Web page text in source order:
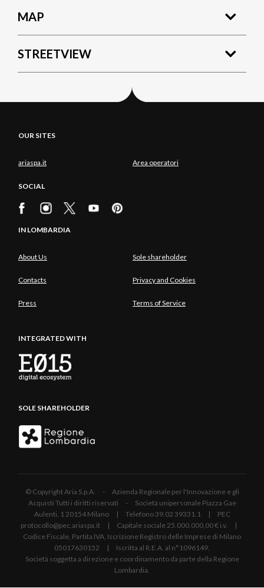
MAP
STREETVIEW
OUR SITES
ariaspa.it Area operatori
SOCIAL
IN LOMBARDIA
About Us Sole shareholder
Contacts Privacy and Cookies
Press Terms of Service
INTEGRATED WITH
SOLE SHAREHOLDER
© Copyright Aria S.p.A. - Azienda Regionale per l'Innovazione e gli
Acquisti Tutti i diritti riservati - Società unipersonale Piazza Gae
Aulenti, 1 20154 Milano | Telefono 39.02 39331.1 | PEC
protocollo@pec.ariaspa.it | Capitale sociale 25.000.000,00 € i.v. |
Codice Fiscale, Partita IVA, Iscrizione Registro delle Imprese di Milano
05017630152 | Iscritta al R.E.A. al n°1096149.
Società soggetta a direzione e coordinamento da parte della Regione
Lombardia.